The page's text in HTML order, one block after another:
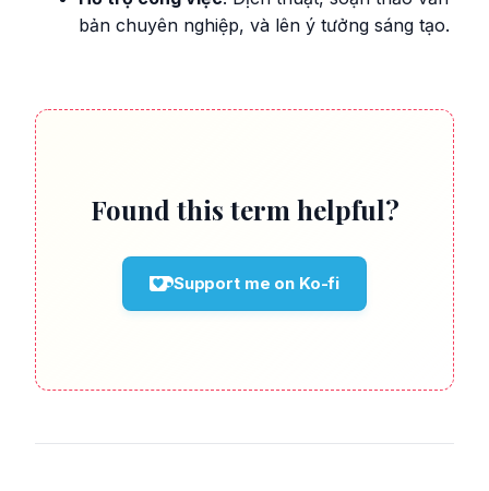
bản chuyên nghiệp, và lên ý tưởng sáng tạo.
Found this term helpful?
Support me on Ko-fi